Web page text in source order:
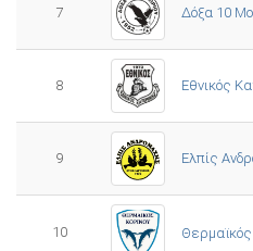
7 Δόξα 10
8 Εθνικός
9 Ελπίς
10 Θερμαϊκός